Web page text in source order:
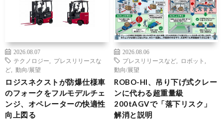
2026.08.07
テクノロジー
プレスリリースな
ど
動向/展望
ロジスネクストが防爆仕様車
のフォークをフルモデルチェ
ンジ、オペレーターの快適性
向上図る
2026.08.06
プレスリリースなど
ロボット
動向/展望
ROBO-HI、吊り下げ式クレー
ンに代わる超重量級
200tAGVで「落下リスク」
解消と説明